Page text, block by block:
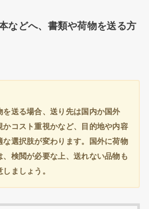
などへ、書類や荷物を送る方
を送る場合、送り先は国内か国外
かコスト重視かなど、目的地や内容
な選択肢が変わります。国外に荷物
、検閲が必要な上、送れない品物も
ましょう。